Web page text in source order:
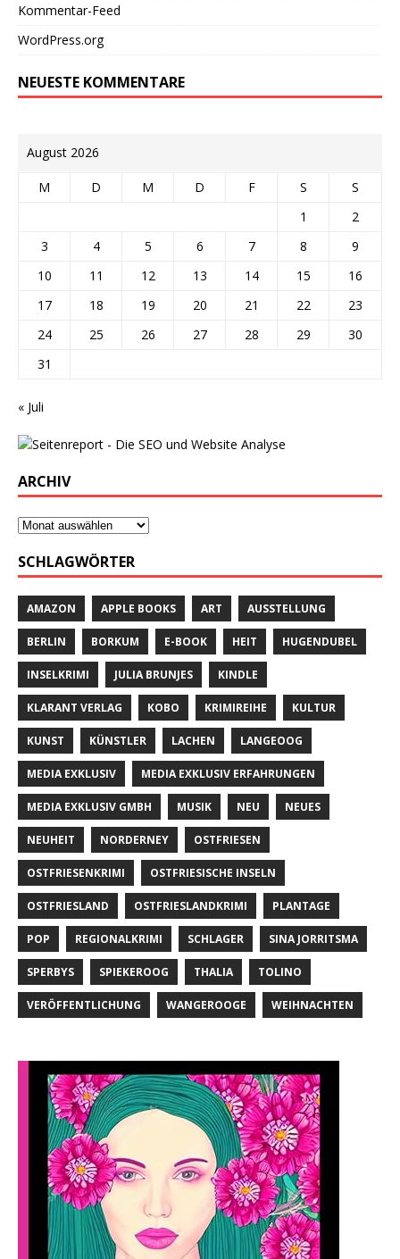
Kommentar-Feed
WordPress.org
NEUESTE KOMMENTARE
August 2026
M D M D F S
S
1
2
3
4 5 6 7 8
9
10
11 12 13 14 15
16
17
18 19 20 21 22
23
24
25 26 27 28 29
30
31
« Juli
ARCHIV
SCHLAGWÖRTER
AMAZON APPLE BOOKS ART AUSSTELLUNG
BERLIN BORKUM E-BOOK HEIT HUGENDUBEL
INSELKRIMI JULIA BRUNJES KINDLE
KLARANT VERLAG KOBO KRIMIREIHE KULTUR
KUNST KÜNSTLER LACHEN LANGEOOG
MEDIA EXKLUSIV MEDIA EXKLUSIV ERFAHRUNGEN
MEDIA EXKLUSIV GMBH MUSIK NEU NEUES
NEUHEIT NORDERNEY OSTFRIESEN
OSTFRIESENKRIMI OSTFRIESISCHE INSELN
OSTFRIESLAND OSTFRIESLANDKRIMI PLANTAGE
POP REGIONALKRIMI SCHLAGER SINA JORRITSMA
SPERBYS SPIEKEROOG THALIA TOLINO
VERÖFFENTLICHUNG WANGEROOGE WEIHNACHTEN